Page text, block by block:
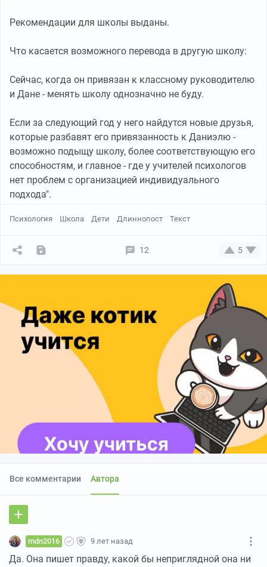
Рекомендации для школы выданы.
Что касается возможного перевода в другую школу:
Сейчас, когда он привязан к классному руководителю
и Дане - менять школу однозначно не буду.
Если за следующий год у него найдутся новые друзья,
которые разбавят его привязанность к Даниэлю -
возможно подыщу школу, более соответствующую его
способностям, и главное - где у учителей психологов
нет проблем с организацией индивидуального
подхода".
Психология Школа Дети Длиннопост Текст
12 5
Все комментарии Автора
mdn2016 9 лет назад
Да. Она пишет правду, какой бы неприглядной она ни